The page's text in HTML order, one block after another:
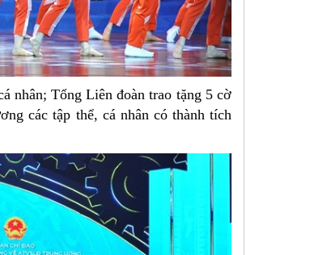
nhân; Tổng Liên đoàn trao tặng 5 cờ
các tập thể, cá nhân có thành tích